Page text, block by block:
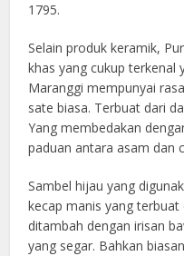
1795.
Selain produk keramik,
khas yang cukup terkenal
Maranggi mempunyai
sate biasa. Terbuat dari
Yang membedakan
paduan antara asam dan
Sambel hijau yang
kecap manis yang terbuat
ditambah dengan irisan
yang segar. Bahkan